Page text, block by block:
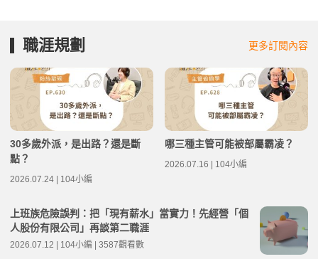
職涯規劃 更多訂閱內容
30多歲外派，是出路？還是斷
點？
2026.07.24 | 104小編
哪三種主管可能被部屬霸凌？
2026.07.16 | 104小編
上班族危險誤判：把「現有薪水」當實力！先經營「個
人股份有限公司」再談第二職涯
2026.07.12 | 104小編 | 3587觀看數